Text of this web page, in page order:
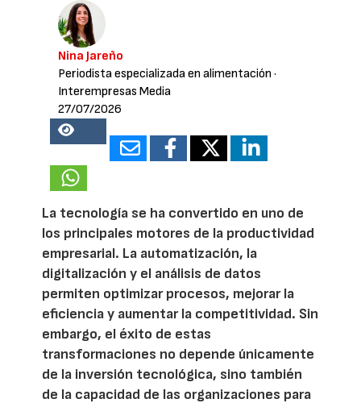
Nina Jareño
Periodista especializada en alimentación ·
Interempresas Media
27/07/2026
13487
La tecnología se ha convertido en uno de
los principales motores de la productividad
empresarial. La automatización, la
digitalización y el análisis de datos
permiten optimizar procesos, mejorar la
eficiencia y aumentar la competitividad. Sin
embargo, el éxito de estas
transformaciones no depende únicamente
de la inversión tecnológica, sino también
de la capacidad de las organizaciones para